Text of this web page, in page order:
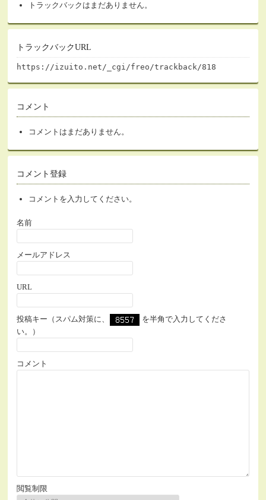
トラックバックはまだありません。
トラックバックURL
https://izuito.net/_cgi/freo/trackback/818
コメント
コメントはまだありません。
コメント登録
コメントを入力してください。
名前
メールアドレス
URL
投稿キー（スパム対策に、
を半角で入力してくださ
い。）
コメント
閲覧制限